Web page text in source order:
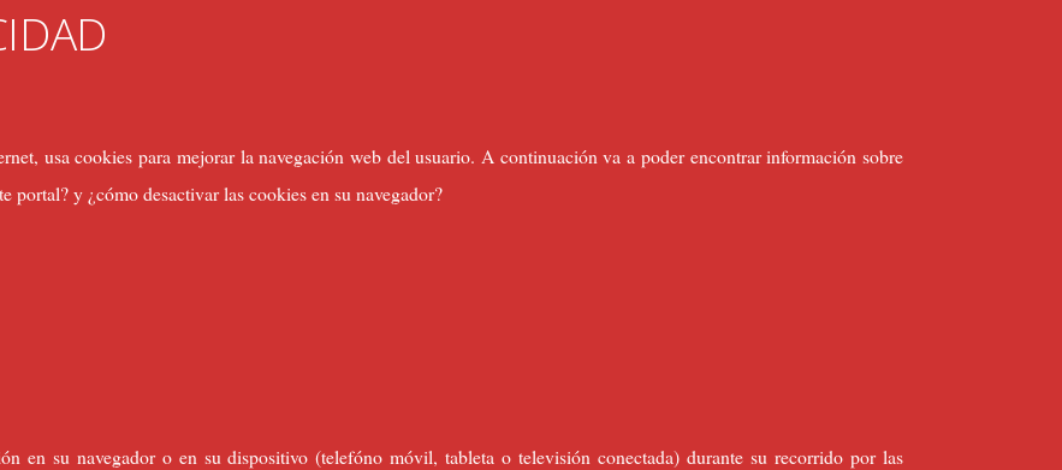
usa cookies para mejorar la navegación web del usuario. A continuación va a poder encontrar información sobre
portal? y ¿cómo desactivar las cookies en su navegador?
en su navegador o en su dispositivo (telefóno móvil, tableta o televisión conectada) durante su recorrido por las